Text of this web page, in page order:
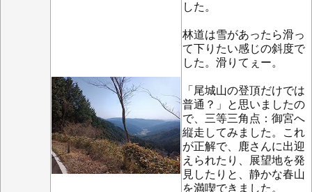
した。
林道は雪があったら滑っ
て下りたい感じの斜度で
した。滑りてぇー。
「尾城山の登頂だけでは
普通？」と思いましたの
で、三等三角点：御宮へ
縦走してみました。これ
が正解で、鹿さんに出迎
えられたり、展望地を発
見したりと、静かな春山
を満喫できました。